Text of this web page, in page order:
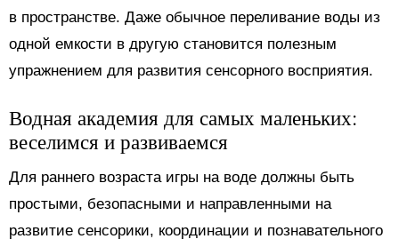
в пространстве. Даже обычное переливание воды из
одной емкости в другую становится полезным
упражнением для развития сенсорного восприятия.
Водная академия для самых маленьких:
веселимся и развиваемся
Для раннего возраста игры на воде должны быть
простыми, безопасными и направленными на
развитие сенсорики, координации и познавательного